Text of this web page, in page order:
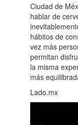
Ciudad de
hablar de
hábitos de
vez más
permitan
la misma
más
Lado.mx